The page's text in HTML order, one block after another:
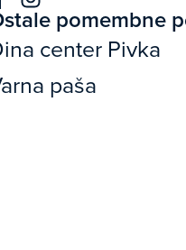
pomembne
center Pivka
paša